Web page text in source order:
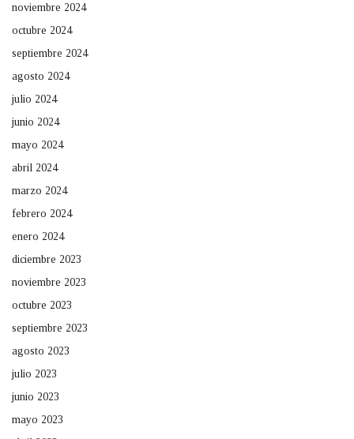
noviembre 2024
octubre 2024
septiembre 2024
agosto 2024
julio 2024
junio 2024
mayo 2024
abril 2024
marzo 2024
febrero 2024
enero 2024
diciembre 2023
noviembre 2023
octubre 2023
septiembre 2023
agosto 2023
julio 2023
junio 2023
mayo 2023